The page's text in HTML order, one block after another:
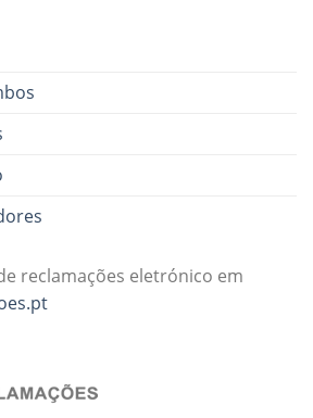
reclamações eletrónico em